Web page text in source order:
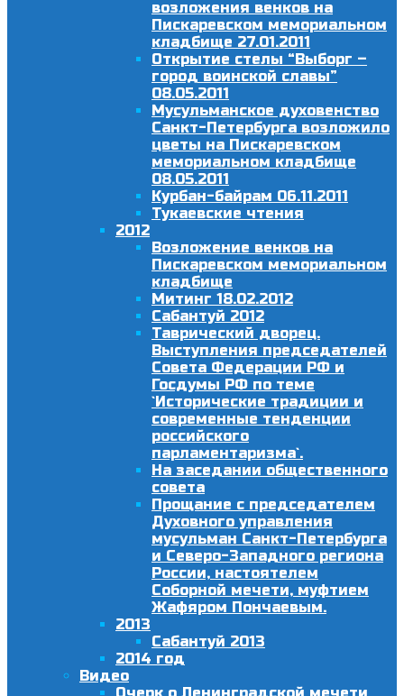
возложения венков на
Пискаревском мемориальном
кладбище 27.01.2011
Открытие стелы “Выборг –
город воинской славы”
08.05.2011
Мусульманское духовенство
Санкт-Петербурга возложило
цветы на Пискаревском
мемориальном кладбище
08.05.2011
Курбан-байрам 06.11.2011
Тукаевские чтения
2012
Возложение венков на
Пискаревском мемориальном
кладбище
Митинг 18.02.2012
Сабантуй 2012
Таврический дворец.
Выступления председателей
Совета Федерации РФ и
Госдумы РФ по теме
`Исторические традиции и
современные тенденции
российского
парламентаризма`.
На заседании общественного
совета
Прощание с председателем
Духовного управления
мусульман Санкт-Петербурга
и Северо-Западного региона
России, настоятелем
Соборной мечети, муфтием
Жафяром Пончаевым.
2013
Сабантуй 2013
2014 год
Видео